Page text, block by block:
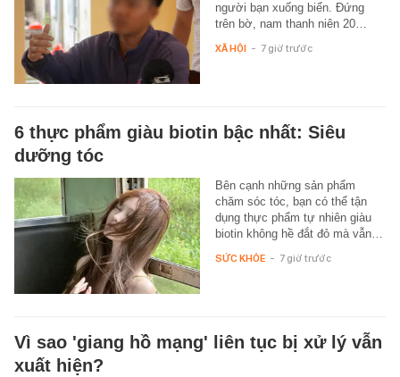
người bạn xuống biển. Đứng
trên bờ, nam thanh niên 20…
XÃ HỘI - 7 giờ trước
6 thực phẩm giàu biotin bậc nhất: Siêu
dưỡng tóc
Bên cạnh những sản phẩm
chăm sóc tóc, bạn có thể tận
dụng thực phẩm tự nhiên giàu
biotin không hề đắt đỏ mà vẫn…
SỨC KHỎE - 7 giờ trước
Vì sao 'giang hồ mạng' liên tục bị xử lý vẫn
xuất hiện?